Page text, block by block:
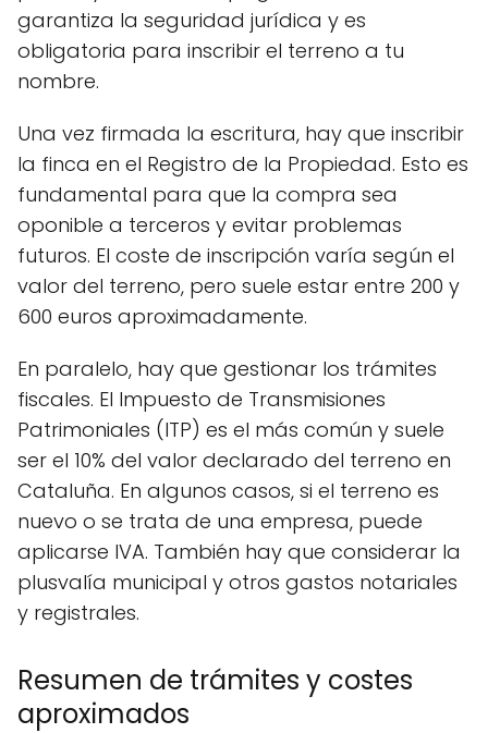
garantiza la seguridad jurídica y es
obligatoria para inscribir el terreno a tu
nombre.
Una vez firmada la escritura, hay que inscribir
la finca en el Registro de la Propiedad. Esto es
fundamental para que la compra sea
oponible a terceros y evitar problemas
futuros. El coste de inscripción varía según el
valor del terreno, pero suele estar entre 200 y
600 euros aproximadamente.
En paralelo, hay que gestionar los trámites
fiscales. El Impuesto de Transmisiones
Patrimoniales (ITP) es el más común y suele
ser el 10% del valor declarado del terreno en
Cataluña. En algunos casos, si el terreno es
nuevo o se trata de una empresa, puede
aplicarse IVA. También hay que considerar la
plusvalía municipal y otros gastos notariales
y registrales.
Resumen de trámites y costes
aproximados